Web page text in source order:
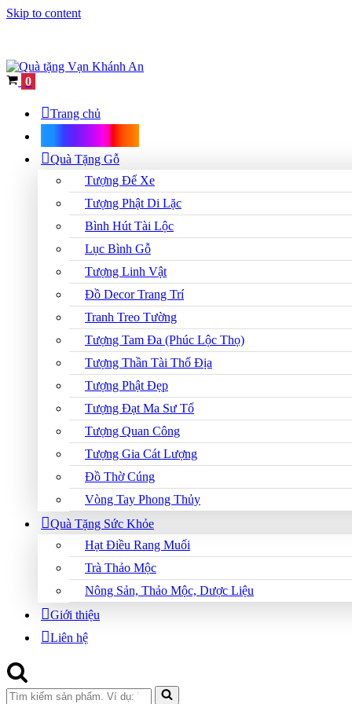
Skip to content
Cart
0
Trang chủ
Quà Tặng Gỗ
Tượng Để Xe
Tượng Phật Di Lặc
Bình Hút Tài Lộc
Lục Bình Gỗ
Tượng Linh Vật
Đồ Decor Trang Trí
Tranh Treo Tường
Tượng Tam Đa (Phúc Lộc Thọ)
Tượng Thần Tài Thổ Địa
Tượng Phật Đẹp
Tượng Đạt Ma Sư Tổ
Tượng Quan Công
Tượng Gia Cát Lượng
Đồ Thờ Cúng
Vòng Tay Phong Thủy
Quà Tặng Sức Khỏe
Hạt Điều Rang Muối
Trà Thảo Mộc
Nông Sản, Thảo Mộc, Dược Liệu
Giới thiệu
Liên hệ
Search